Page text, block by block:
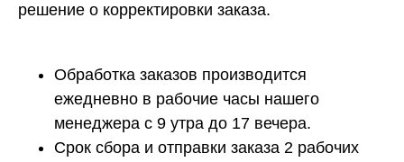
решение о корректировки заказа.
Обработка заказов производится
ежедневно в рабочие часы нашего
менеджера с 9 утра до 17 вечера.
Срок сбора и отправки заказа 2 рабочих